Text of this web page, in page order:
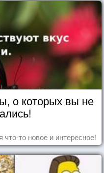
о которых вы не
то новое и интересное!